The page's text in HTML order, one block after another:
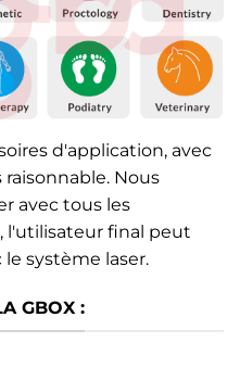
d'application, avec
Nous
avec tous les
l'utilisateur final peut
système laser.
GBOX :